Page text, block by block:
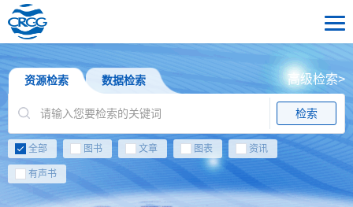
资源检索 数据检索
检索
高级检索>
全部 图书 文章 图表 资讯
有声书